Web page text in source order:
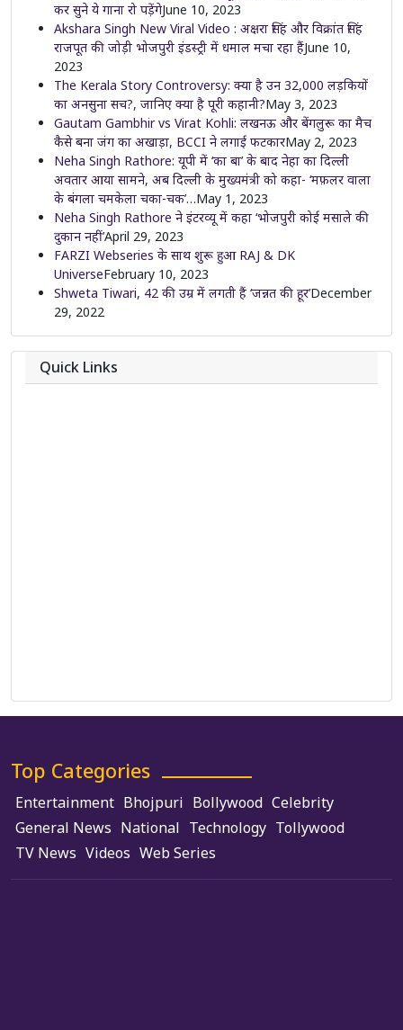
कर सुने ये गाना रो पड़ेंगेJune 10, 2023
Akshara Singh New Viral Video : अक्षरा सिंह और विक्रांत सिंह
राजपूत की जोड़ी भोजपुरी इंडस्ट्री में धमाल मचा रहा हैंJune 10,
2023
The Kerala Story Controversy: क्या है उन 32,000 लड़कियों
का अनसुना सच?, जानिए क्या है पूरी कहानी?May 3, 2023
Gautam Gambhir vs Virat Kohli: लखनऊ और बेंगलुरू का मैच
कैसे बना जंग का अखाड़ा, BCCI ने लगाई फटकारMay 2, 2023
Neha Singh Rathore: यूपी में ‘का बा’ के बाद नेहा का दिल्ली
अवतार आया सामने, अब दिल्ली के मुख्यमंत्री को कहा- ‘मफ़लर वाला
के बंगला चमकेला चका-चक’…May 1, 2023
Neha Singh Rathore ने इंटरव्यू में कहा ‘भोजपुरी कोई मसाले की
दुकान नहीं’April 29, 2023
FARZI Webseries के साथ शुरू हुआ RAJ & DK
UniverseFebruary 10, 2023
Shweta Tiwari, 42 की उम्र में लगती हैं ‘जन्नत की हूर’December
29, 2022
Quick Links
Top Categories
Entertainment Bhojpuri Bollywood Celebrity
General News National Technology Tollywood
TV News Videos Web Series